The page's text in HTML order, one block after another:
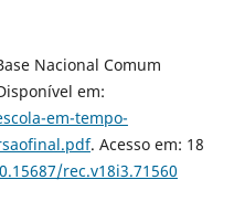
Nacional Comum
em:
em-tempo-
. Acesso em: 18
rec.v18i3.71560